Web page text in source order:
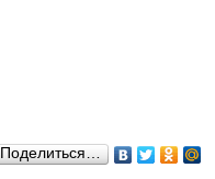
Поделиться…